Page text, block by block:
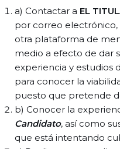
a) Contactar a EL
por correo electrónico,
otra plataforma de
medio a efecto de dar
experiencia y estudios
para conocer la
puesto que pretende
b) Conocer la
Candidato, así como
que está intentando